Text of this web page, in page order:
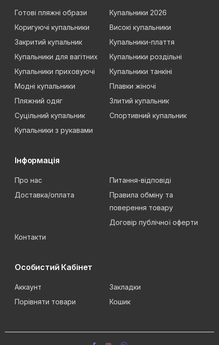
Готові пляжні образи
Купальники 2026
Коригуючі купальники
Високі купальники
Закритий купальник
Купальники-плаття
Купальники для вагітних
Купальники роздільні
Купальники приховуючі
Купальники танкіні
Модні купальники
Плавки жіночі
Пляжний одяг
Злитий купальник
Суцільний купальник
Спортивний купальник
Купальники з рукавами
Інформація
Про нас
Питання-відповіді
Доставка/оплата
Правила обміну та
поверення товару
Договір публічної оферти
Контакти
Особистий Кабінет
Аккаунт
Закладки
Порівняти товари
Кошик